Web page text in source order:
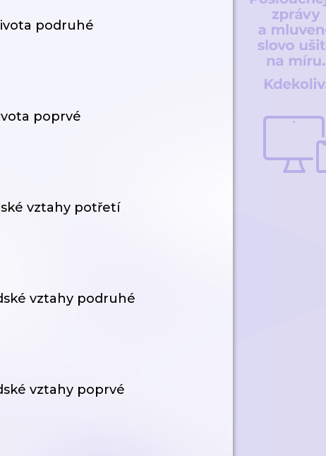
podruhé
poprvé
vztahy potřetí
vztahy podruhé
vztahy poprvé